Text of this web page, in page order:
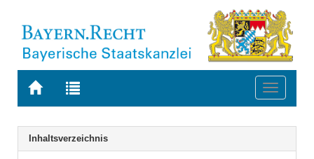
Zur
BAYERN.RECHT
Zur
letzten
Suche
Toggle
Navigation
Inhaltsverzeichnis